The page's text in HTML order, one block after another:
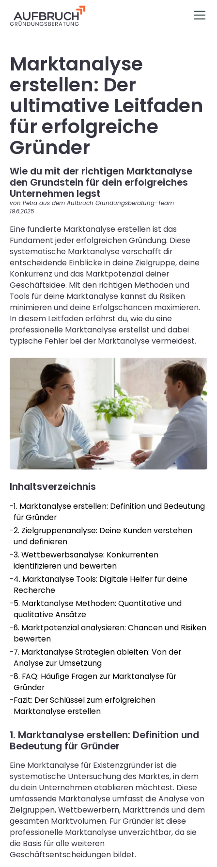
Marktanalyse
erstellen: Der
ultimative Leitfaden
für erfolgreiche
Gründer
Wie du mit der richtigen Marktanalyse
den Grundstein für dein erfolgreiches
Unternehmen legst
von Petra aus dem Aufbruch Gründungsberatung-Team
19.6.2025
Eine fundierte Marktanalyse erstellen ist das
Fundament jeder erfolgreichen Gründung. Diese
systematische Marktanalyse verschafft dir
entscheidende Einblicke in deine Zielgruppe, deine
Konkurrenz und das Marktpotenzial deiner
Geschäftsidee. Mit den richtigen Methoden und
Tools für deine Marktanalyse kannst du Risiken
minimieren und deine Erfolgschancen maximieren.
In diesem Leitfaden erfährst du, wie du eine
professionelle Marktanalyse erstellst und dabei
typische Fehler bei der Marktanalyse vermeidest.
Inhaltsverzeichnis
-1. Marktanalyse erstellen: Definition und Bedeutung
für Gründer
-2. Zielgruppenanalyse: Deine Kunden verstehen
und definieren
-3. Wettbewerbsanalyse: Konkurrenten
identifizieren und bewerten
-4. Marktanalyse Tools: Digitale Helfer für deine
Recherche
-5. Marktanalyse Methoden: Quantitative und
qualitative Ansätze
-6. Marktpotenzial analysieren: Chancen und Risiken
bewerten
-7. Marktanalyse Strategien ableiten: Von der
Analyse zur Umsetzung
-8. FAQ: Häufige Fragen zur Marktanalyse für
Gründer
-Fazit: Der Schlüssel zum erfolgreichen
Marktanalyse erstellen
1. Marktanalyse erstellen: Definition und
Bedeutung für Gründer
Eine Marktanalyse für Existenzgründer ist die
systematische Untersuchung des Marktes, in dem
du dein Unternehmen etablieren möchtest. Diese
umfassende Marktanalyse umfasst die Analyse von
Zielgruppen, Wettbewerbern, Markttrends und dem
gesamten Marktvolumen. Für Gründer ist diese
professionelle Marktanalyse unverzichtbar, da sie
die Basis für alle weiteren
Geschäftsentscheidungen bildet.